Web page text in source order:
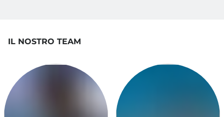
IL NOSTRO TEAM